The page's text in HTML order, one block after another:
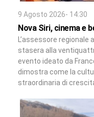
9 Agosto 2026- 14:30
Nova Siri, cinema e
L’assessore regionale
stasera alla
evento ideato da
dimostra come la
straordinaria di